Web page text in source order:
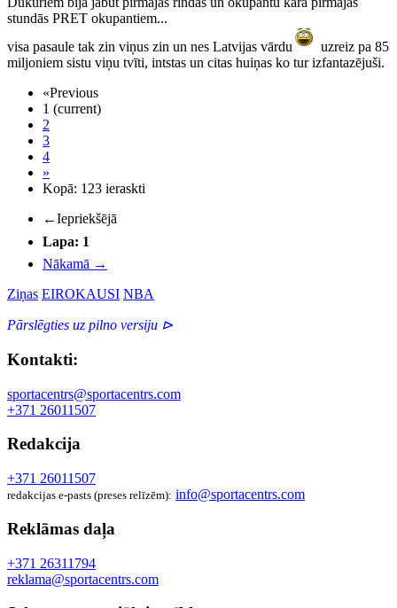
stundās PRET okupantiem...
visa pasaule tak zin viņus zin un nes Latvijas vārdu
uzreiz pa 85
miljoniem sistu viņu tvīti, intstas un citas huiņas ko tur izfantazējuši.
«Previous
1 (current)
2
3
4
»
Kopā: 123 ieraskti
←Iepriekšējā
Lapa: 1
Nākamā →
Ziņas EIROKAUSI NBA
Pārslēgties uz pilno versiju ⊳
Kontakti:
sportacentrs@sportacentrs.com
+371 26011507
Redakcija
+371 26011507
redakcijas e-pasts (preses relīzēm): info@sportacentrs.com
Reklāmas daļa
+371 26311794
reklama@sportacentrs.com